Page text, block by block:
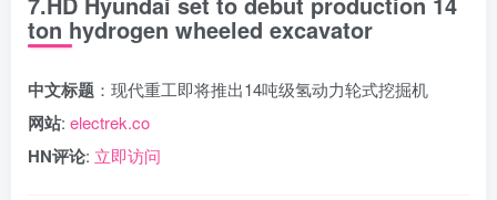
ton hydrogen wheeled excavator
中文标题 ：现代重工即将推出14吨级氢动力轮式挖掘机
网站: electrek.co
HN评论: 立即访问